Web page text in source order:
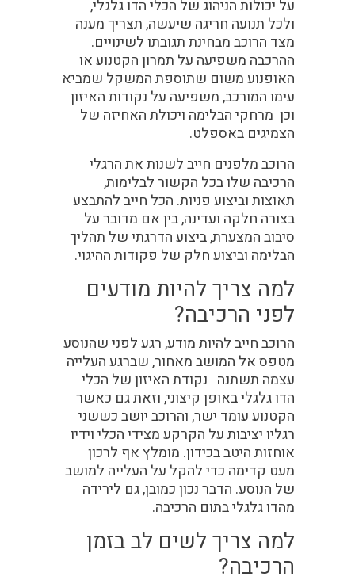
על יכולות הניהוג של הכלי הדו גלגלי,
ולכל תנועה חריגה שיעשה, תצריך מענה
מצד הרוכב מבחינת תגובתו לשינויים.
ההרכבה משפיעה על תמרון הקטנוע או
האופנוע משום שתוספת המשקל שמביא
עימו המורכב, משפיעה על נקודות האיזון
וכן מרחקי הבלימה ויכולת האחיזה של
הצמיגים באספלט.
הרוכב מלפנים חייב לשנות את הרגלי
הרכיבה שלו בכל הקשור לבלימות,
תאוצות וביצוע פניות. הכל חייב להתבצע
בצורה חלקה ועדינה, בין אם מדובר על
סיבוב המצערת, ביצוע הדרגתי של תהליך
הבלימה וביצוע חלק של פקודות ההיגוי.
למה צריך להיות מודעים
לפני הרכיבה?
הרוכב חייב להיות מודע, רגע לפני שהנוסע
מטפס אל המושב מאחור, שברגע העלייה
עצמה תשתנה נקודת האיזון של הכלי
הדו גלגלי באופן קיצוני, וזאת גם כאשר
הקטנוע עומד ישר, והרוכב יושב כששני
רגליו יציבות על הקרקע מצידי הכלי וידיו
אוחזות היטב בכידון. מומלץ אף לרכון
מעט קדימה כדי להקל על העלייה למושב
של הנוסע. הדבר נכון כמובן, גם לירידה
מהדו גלגלי בתום הרכיבה.
למה צריך לשים לב בזמן
הרכיבה?